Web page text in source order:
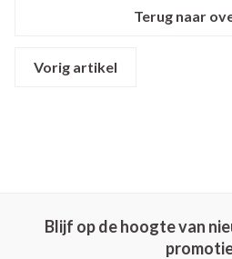
Terug naar
Vorig artikel
Blijf op de hoogte van